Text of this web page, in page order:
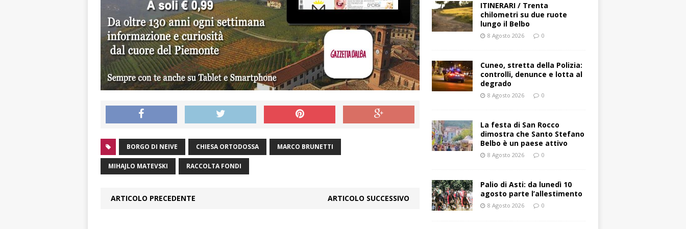
BORGO DI NEIVE CHIESA ORTODOSSA MARCO BRUNETTI
MIHAJLO MATEVSKI RACCOLTA FONDI
ARTICOLO PRECEDENTE ARTICOLO SUCCESSIVO
ITINERARI / Trenta
chilometri su due ruote
lungo il Belbo
8 Agosto 2026 0
Cuneo, stretta della Polizia:
controlli, denunce e lotta al
degrado
8 Agosto 2026 0
La festa di San Rocco
dimostra che Santo Stefano
Belbo è un paese attivo
8 Agosto 2026 0
Palio di Asti: da lunedì 10
agosto parte l’allestimento
8 Agosto 2026 0